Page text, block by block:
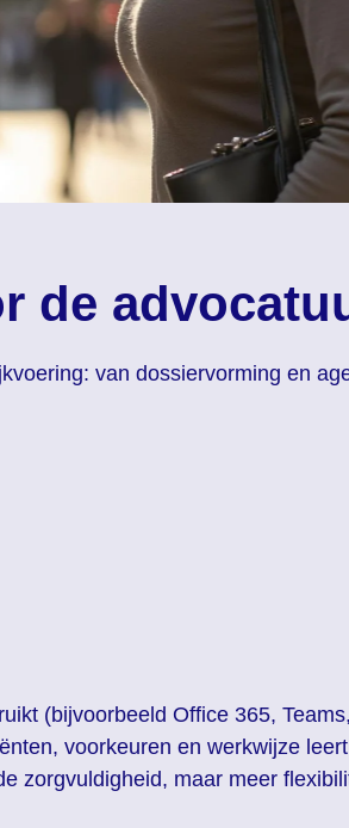
de
van dossiervorming en
(bijvoorbeeld Office 365,
voorkeuren en werkwijze
zorgvuldigheid, maar meer